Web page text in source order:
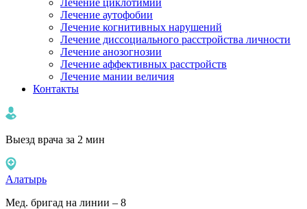
Лечение циклотимии
Лечение аутофобии
Лечение когнитивных нарушений
Лечение диссоциального расстройства личности
Лечение анозогнозии
Лечение аффективных расстройств
Лечение мании величия
Контакты
Выезд врача за 2 мин
Алатырь
Мед. бригад на линии – 8